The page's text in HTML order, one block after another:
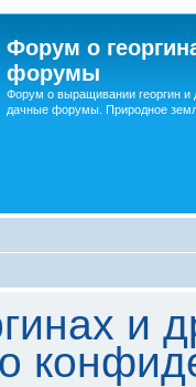
Форум о
форумы
Форум о выращивании георгин и
дачные форумы. Природное
и